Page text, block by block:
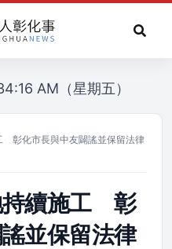
AM（星期五）
彰化市長與中友闢謠並保留法律
持續施工 彰
並保留法律